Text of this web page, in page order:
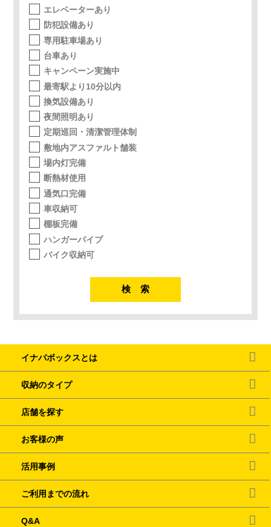
エレベーターあり
防犯設備あり
専用駐車場あり
台車あり
キャンペーン実施中
最寄駅より10分以内
換気設備あり
夜間照明あり
定期巡回・清潔管理体制
敷地内アスファルト舗装
場内灯完備
断熱材使用
通気口完備
車収納可
棚板完備
ハンガーパイプ
バイク収納可
イナバボックスとは
収納のタイプ
店舗を探す
お客様の声
活用事例
ご利用までの流れ
Q&A